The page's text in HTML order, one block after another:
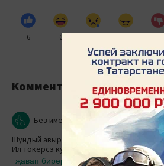
6 0
Комментарийлар3
Без имени
0
Шундый авыр хэлгэ калганнарнын,
Ил токерсэ кул була
җавап бирергә